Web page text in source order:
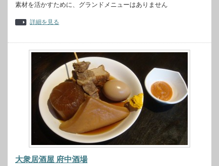
素材を活かすために、グランドメニューはありません
詳細を見る
大衆居酒屋 府中酒場